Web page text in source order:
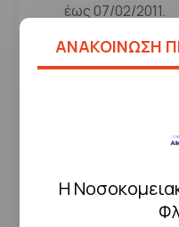
ΑΝΑΚΟΙΝΩΣΗ
Η
έως 07/02/2011.
ΔΕΊΤΕ ΤΟ